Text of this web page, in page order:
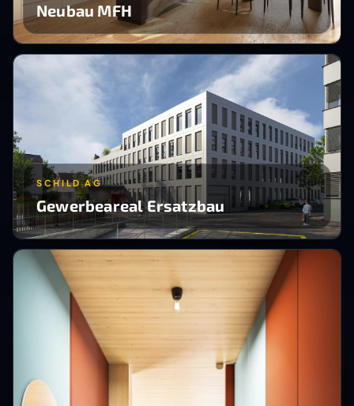
Neubau MFH
SCHILD AG
Gewerbeareal Ersatzbau